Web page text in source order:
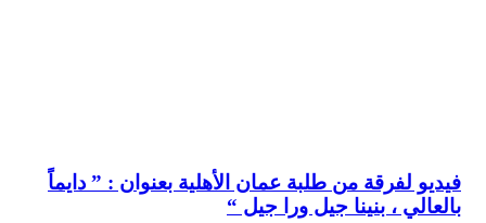
فيديو لفرقة من طلبة عمان الأهلية بعنوان : ” دايماً
بالعالي ، بنينا جيل ورا جيل “